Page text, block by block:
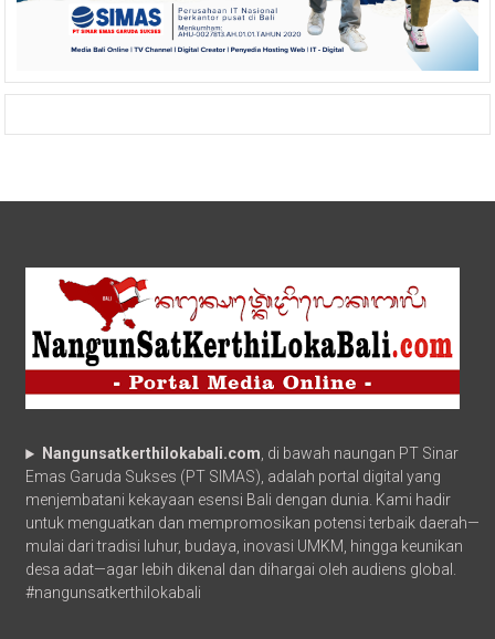
Nangunsatkerthilokabali.com, di bawah naungan PT Sinar
Emas Garuda Sukses (PT SIMAS), adalah portal digital yang
menjembatani kekayaan esensi Bali dengan dunia. Kami hadir
untuk menguatkan dan mempromosikan potensi terbaik daerah—
mulai dari tradisi luhur, budaya, inovasi UMKM, hingga keunikan
desa adat—agar lebih dikenal dan dihargai oleh audiens global.
#nangunsatkerthilokabali